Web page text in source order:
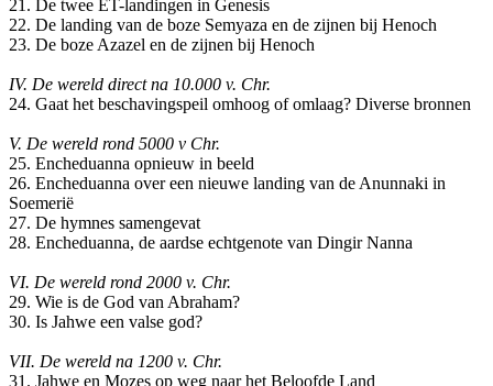
21. De twee ET-landingen in Genesis
22. De landing van de boze Semyaza en de zijnen bij Henoch
23. De boze Azazel en de zijnen bij Henoch
IV. De wereld direct na 10.000 v. Chr.
24. Gaat het beschavingspeil omhoog of omlaag? Diverse bronnen
V. De wereld rond 5000 v Chr.
25. Encheduanna opnieuw in beeld
26. Encheduanna over een nieuwe landing van de Anunnaki in
Soemerië
27. De hymnes samengevat
28. Encheduanna, de aardse echtgenote van Dingir Nanna
VI. De wereld rond 2000 v. Chr.
29. Wie is de God van Abraham?
30. Is Jahwe een valse god?
VII. De wereld na 1200 v. Chr.
31. Jahwe en Mozes op weg naar het Beloofde Land